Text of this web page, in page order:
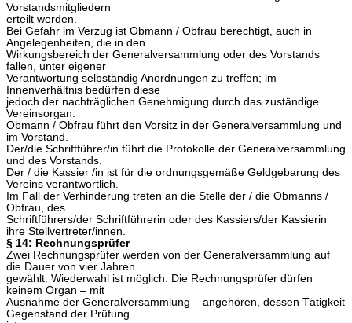
Vorstandsmitgliedern
erteilt werden.
Bei Gefahr im Verzug ist Obmann / Obfrau berechtigt, auch in
Angelegenheiten, die in den
Wirkungsbereich der Generalversammlung oder des Vorstands
fallen, unter eigener
Verantwortung selbständig Anordnungen zu treffen; im
Innenverhältnis bedürfen diese
jedoch der nachträglichen Genehmigung durch das zuständige
Vereinsorgan.
Obmann / Obfrau führt den Vorsitz in der Generalversammlung und
im Vorstand.
Der/die Schriftführer/in führt die Protokolle der Generalversammlung
und des Vorstands.
Der / die Kassier /in ist für die ordnungsgemäße Geldgebarung des
Vereins verantwortlich.
Im Fall der Verhinderung treten an die Stelle der / die Obmanns /
Obfrau, des
Schriftführers/der Schriftführerin oder des Kassiers/der Kassierin
ihre Stellvertreter/innen.
§ 14: Rechnungsprüfer
Zwei Rechnungsprüfer werden von der Generalversammlung auf
die Dauer von vier Jahren
gewählt. Wiederwahl ist möglich. Die Rechnungsprüfer dürfen
keinem Organ – mit
Ausnahme der Generalversammlung – angehören, dessen Tätigkeit
Gegenstand der Prüfung